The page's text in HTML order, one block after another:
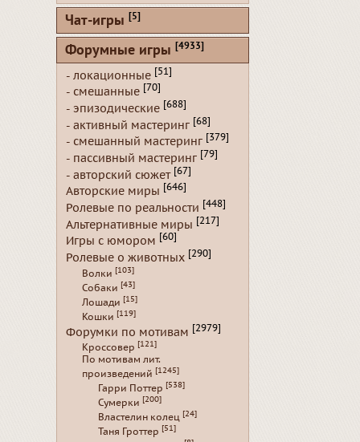
Чат-игры [5]
Форумные игры [4933]
- локационные [51]
- смешанные [70]
- эпизодические [688]
- активный мастеринг [68]
- смешанный мастеринг [379]
- пассивный мастеринг [79]
- авторский сюжет [67]
Авторские миры [646]
Ролевые по реальности [448]
Альтернативные миры [217]
Игры с юмором [60]
Ролевые о животных [290]
Волки [103]
Собаки [43]
Лошади [15]
Кошки [119]
Форумки по мотивам [2979]
Кроссовер [121]
По мотивам лит.
произведений [1245]
Гарри Поттер [538]
Сумерки [200]
Властелин колец [24]
Таня Гроттер [51]